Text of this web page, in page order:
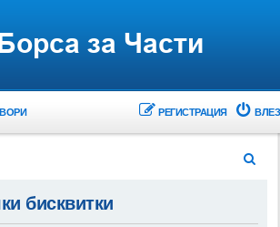
ВЛЕЗ
РЕГИСТРАЦИЯ
бисквитки